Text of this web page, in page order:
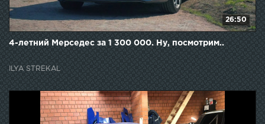
26:50
4-летний Мерседес за 1 300 000. Ну, посмотрим..
ILYA STREKAL